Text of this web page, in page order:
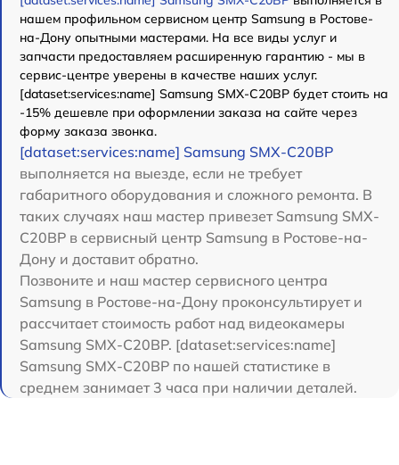
нашем профильном сервисном центр Samsung в Ростове-
на-Дону опытными мастерами. На все виды услуг и
запчасти предоставляем расширенную гарантию - мы в
сервис-центре уверены в качестве наших услуг.
[dataset:services:name] Samsung SMX-C20BP будет стоить на
-15% дешевле при оформлении заказа на сайте через
форму заказа звонка.
[dataset:services:name] Samsung SMX-C20BP
выполняется на выезде, если не требует
габаритного оборудования и сложного ремонта. В
таких случаях наш мастер привезет Samsung SMX-
C20BP в сервисный центр Samsung в Ростове-на-
Дону и доставит обратно.
Позвоните и наш мастер сервисного центра
Samsung в Ростове-на-Дону проконсультирует и
рассчитает стоимость работ над видеокамеры
Samsung SMX-C20BP. [dataset:services:name]
Samsung SMX-C20BP по нашей статистике в
среднем занимает 3 часа при наличии деталей.